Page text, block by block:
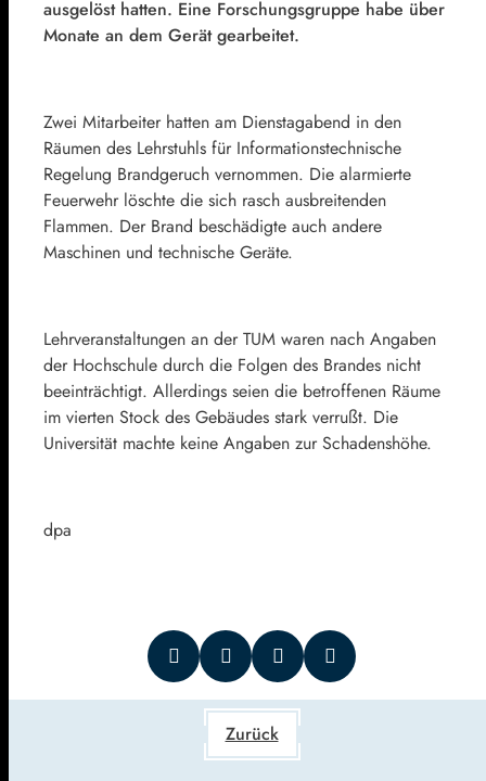
ausgelöst hatten. Eine Forschungsgruppe habe über
Monate an dem Gerät gearbeitet.
Zwei Mitarbeiter hatten am Dienstagabend in den
Räumen des Lehrstuhls für Informationstechnische
Regelung Brandgeruch vernommen. Die alarmierte
Feuerwehr löschte die sich rasch ausbreitenden
Flammen. Der Brand beschädigte auch andere
Maschinen und technische Geräte.
Lehrveranstaltungen an der TUM waren nach Angaben
der Hochschule durch die Folgen des Brandes nicht
beeinträchtigt. Allerdings seien die betroffenen Räume
im vierten Stock des Gebäudes stark verrußt. Die
Universität machte keine Angaben zur Schadenshöhe.
dpa
Zurück